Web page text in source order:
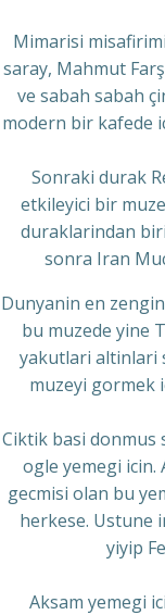
Mimarisi
saray, Mahmut
ve sabah sabah
modern bir kafede
Sonraki durak
etkileyici bir
duraklarindan
sonra Iran
Dunyanin en
bu muzede yine
yakutlari altinlari
muzeyi gormek
Ciktik basi
ogle yemegi
gecmisi olan bu
herkese. Ustune
yiyip
Aksam yemegi